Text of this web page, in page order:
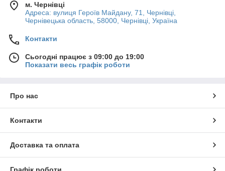
м. Чернівці
Адреса: вулиця Героїв Майдану, 71, Чернівці,
Чернівецька область, 58000, Чернівці, Україна
Контакти
Сьогодні працює з 09:00 до 19:00
Показати весь графік роботи
Про нас
Контакти
Доставка та оплата